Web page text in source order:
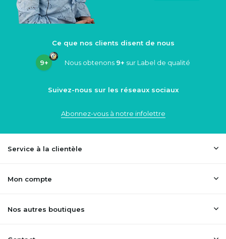
Ce que nos clients disent de nous
9+ Nous obtenons 9+ sur Label de qualité
Suivez-nous sur les réseaux sociaux
Abonnez-vous à notre infolettre
Service à la clientèle
Mon compte
Nos autres boutiques